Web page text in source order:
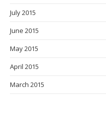
July 2015
June 2015
May 2015
April 2015
March 2015